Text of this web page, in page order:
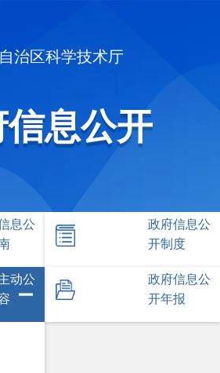
治区科学技术厅
息公开
息公
政府信息公
开制度
动公
政府信息公
开年报